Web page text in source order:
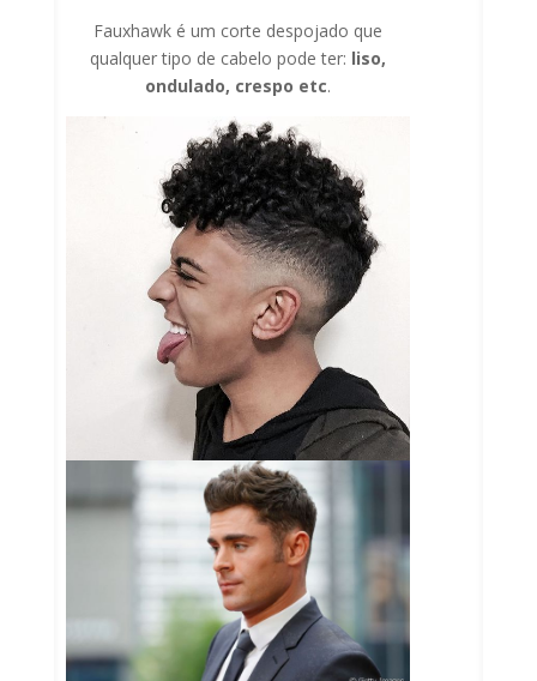
Fauxhawk é um corte despojado que
qualquer tipo de cabelo pode ter: liso,
ondulado, crespo etc.